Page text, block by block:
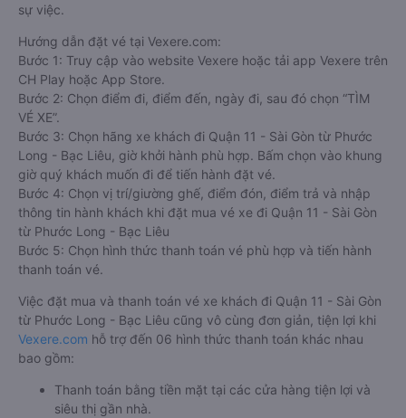
sự việc.
Hướng dẫn đặt vé tại Vexere.com:
Bước 1: Truy cập vào website Vexere hoặc tải app Vexere trên
CH Play hoặc App Store.
Bước 2: Chọn điểm đi, điểm đến, ngày đi, sau đó chọn “TÌM
VÉ XE”.
Bước 3: Chọn hãng xe khách đi Quận 11 - Sài Gòn từ Phước
Long - Bạc Liêu, giờ khởi hành phù hợp. Bấm chọn vào khung
giờ quý khách muốn đi để tiến hành đặt vé.
Bước 4: Chọn vị trí/giường ghế, điểm đón, điểm trả và nhập
thông tin hành khách khi đặt mua vé xe đi Quận 11 - Sài Gòn
từ Phước Long - Bạc Liêu
Bước 5: Chọn hình thức thanh toán vé phù hợp và tiến hành
thanh toán vé.
Việc đặt mua và thanh toán vé xe khách đi Quận 11 - Sài Gòn
từ Phước Long - Bạc Liêu cũng vô cùng đơn giản, tiện lợi khi
Vexere.com hỗ trợ đến 06 hình thức thanh toán khác nhau
bao gồm:
Thanh toán bằng tiền mặt tại các cửa hàng tiện lợi và
siêu thị gần nhà.